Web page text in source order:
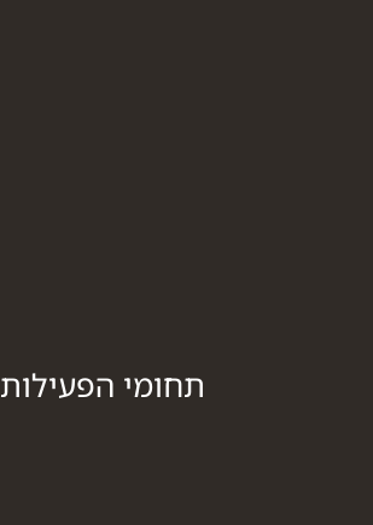
תחומי הפעילות